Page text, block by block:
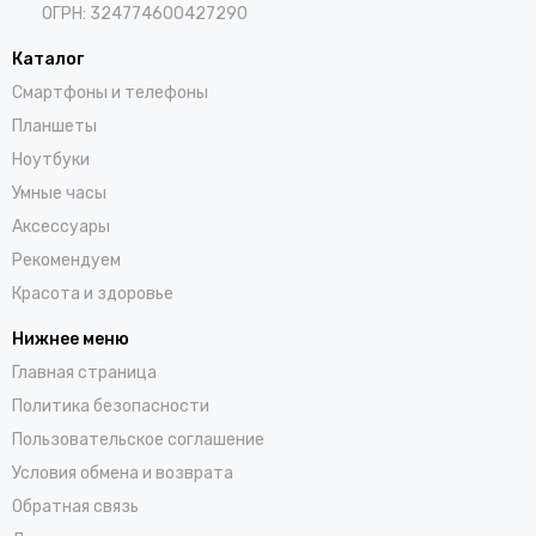
ОГРН: 324774600427290
Каталог
Смартфоны и телефоны
Планшеты
Ноутбуки
Умные часы
Аксессуары
Рекомендуем
Красота и здоровье
Нижнее меню
Главная страница
Политика безопасности
Пользовательское соглашение
Условия обмена и возврата
Обратная связь